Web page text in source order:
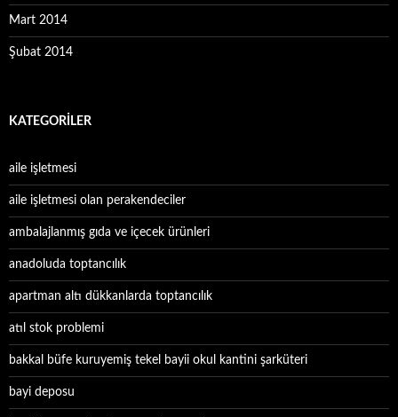
Mart 2014
Şubat 2014
KATEGORILER
aile işletmesi
aile işletmesi olan perakendeciler
ambalajlanmış gıda ve içecek ürünleri
anadoluda toptancılık
apartman altı dükkanlarda toptancılık
atıl stok problemi
bakkal büfe kuruyemiş tekel bayii okul kantini şarküteri
bayi deposu